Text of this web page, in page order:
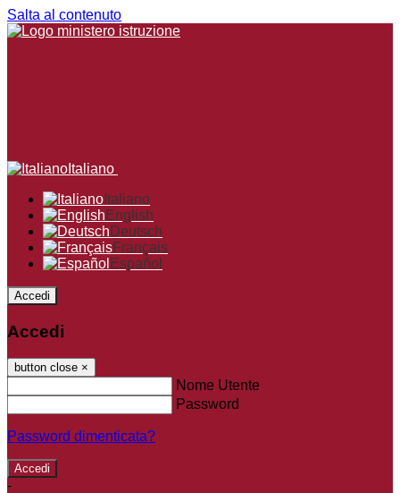
Salta al contenuto
Italiano
Italiano
English
Deutsch
Français
Español
Accedi
Accedi
button close ×
Nome Utente
Password
Password dimenticata?
-